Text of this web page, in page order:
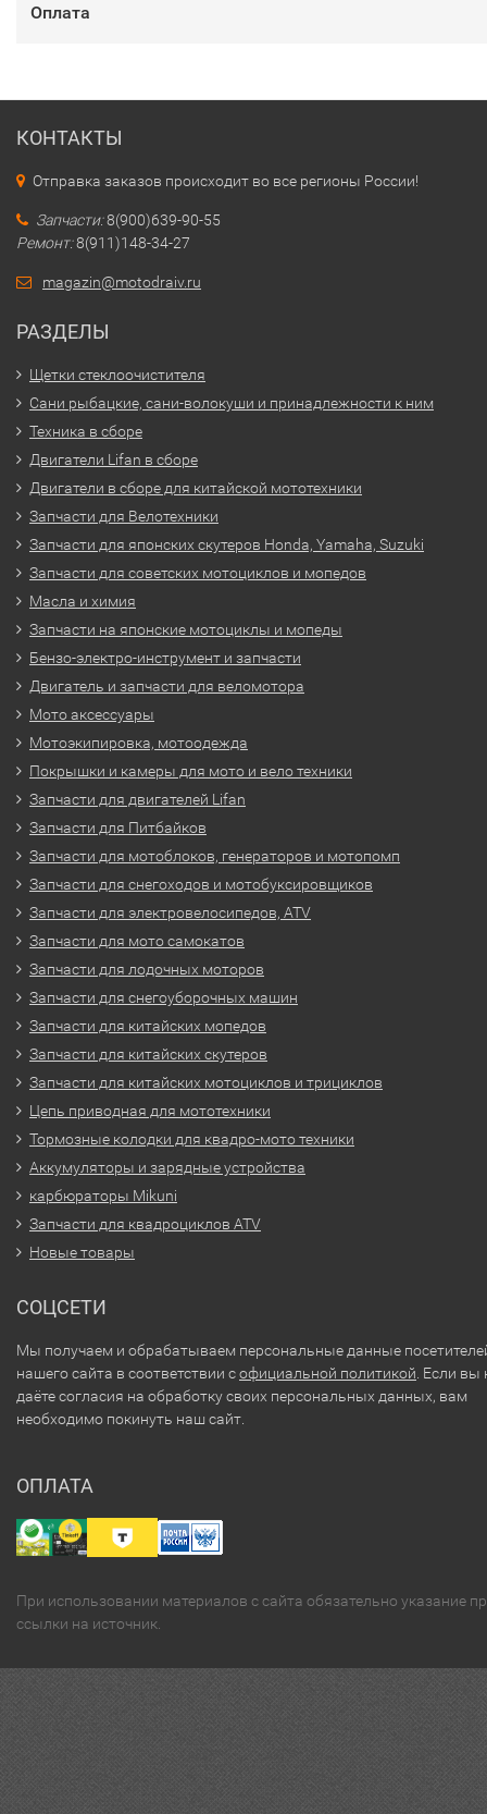
Оплата
КОНТАКТЫ
Отправка заказов происходит во все регионы России!
Запчасти:8(900)639-90-55
Ремонт:8(911)148-34-27
magazin@motodraiv.ru
РАЗДЕЛЫ
Щетки стеклоочистителя
Сани рыбацкие, сани-волокуши и принадлежности к ним
Техника в сборе
Двигатели Lifan в сборе
Двигатели в сборе для китайской мототехники
Запчасти для Велотехники
Запчасти для японских скутеров Honda, Yamaha, Suzuki
Запчасти для советских мотоциклов и мопедов
Масла и химия
Запчасти на японские мотоциклы и мопеды
Бензо-электро-инструмент и запчасти
Двигатель и запчасти для веломотора
Мото аксессуары
Мотоэкипировка, мотоодежда
Покрышки и камеры для мото и вело техники
Запчасти для двигателей Lifan
Запчасти для Питбайков
Запчасти для мотоблоков, генераторов и мотопомп
Запчасти для снегоходов и мотобуксировщиков
Запчасти для электровелосипедов, ATV
Запчасти для мото самокатов
Запчасти для лодочных моторов
Запчасти для снегоуборочных машин
Запчасти для китайских мопедов
Запчасти для китайских скутеров
Запчасти для китайских мотоциклов и трициклов
Цепь приводная для мототехники
Тормозные колодки для квадро-мото техники
Аккумуляторы и зарядные устройства
карбюраторы Mikuni
Запчасти для квадроциклов ATV
Новые товары
СОЦСЕТИ
Мы получаем и обрабатываем персональные данные
нашего сайта в соответствии софициальной политикой . Если вы
даёте согласия на обработку своих персональных данных, вам
необходимо покинуть наш сайт.
ОПЛАТА
При использовании материалов с сайта обязательно указание
ссылки на источник.